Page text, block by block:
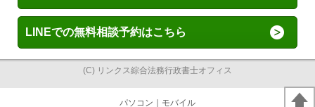
LINEでの無料相談予約はこちら
(C) リンクス綜合法務行政書士オフィス
パソコン ｜モバイル